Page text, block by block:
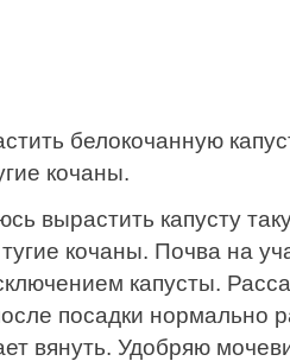
белокочанную
кочаны.
вырастить капусту
кочаны. Почва на
капусты.
посадки нормально
вянуть. Удобряю